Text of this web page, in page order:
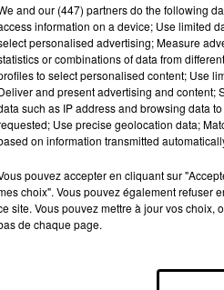
and our (447) partnersdo the following
information on a device; Use limited
personalised advertising; Measure
or combinations of data from
to select personalised content; Use
and present advertising and content;
such as IP address and browsing data
Use precise geolocation data;
on information transmitted
pouvez accepter en cliquant sur
choix". Vous pouvez également refuser
site. Vous pouvez mettre à jour vos choix,
de chaque page.